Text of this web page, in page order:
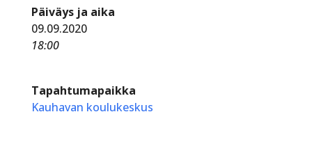
Päiväys ja aika
09.09.2020
18:00
Tapahtumapaikka
Kauhavan koulukeskus